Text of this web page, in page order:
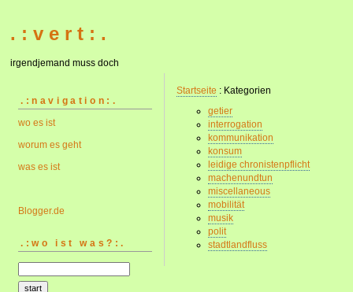
. : v e r t : .
irgendjemand muss doch
.:navigation:.
wo es ist
worum es geht
was es ist
Blogger.de
.:wo ist was?:.
Startseite : Kategorien
getier
interrogation
kommunikation
konsum
leidige chronistenpflicht
machenundtun
miscellaneous
mobilität
musik
polit
stadtlandfluss